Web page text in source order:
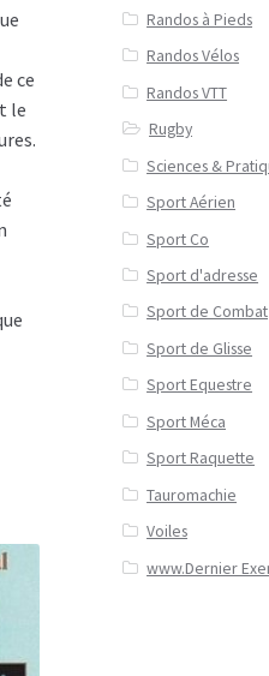
ce
le
Randos à Pieds
Randos Vélos
Randos VTT
Rugby
Sciences &
Sport Aérien
Sport Co
Sport d'adresse
Sport de Combat
Sport de Glisse
Sport Equestre
Sport Méca
Sport Raquette
Tauromachie
Voiles
www.Dernier